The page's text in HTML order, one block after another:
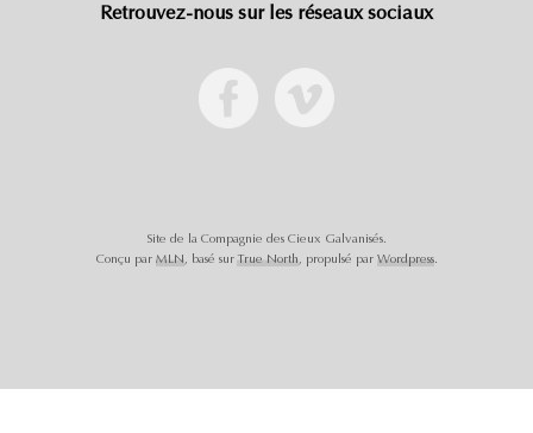
Retrouvez-nous sur les réseaux sociaux
Site de la Compagnie des Cieux Galvanisés.
Conçu par MLN, basé sur True North, propulsé par Wordpress.